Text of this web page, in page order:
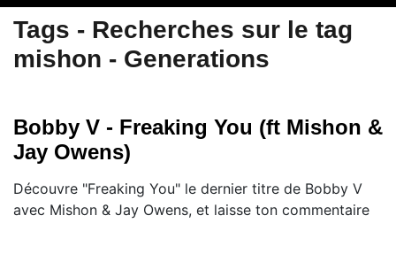
Tags - Recherches sur le tag
mishon - Generations
Bobby V - Freaking You (ft Mishon &
Jay Owens)
Découvre "Freaking You" le dernier titre de Bobby V
avec Mishon & Jay Owens, et laisse ton commentaire